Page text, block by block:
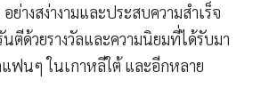
ย่างสง่างามและประสบความสำเร็จ
ตีด้วยรางวัลและความนิยมที่ได้รับมา
แฟนๆ ในเกาหลีใต้ และอีกหลาย